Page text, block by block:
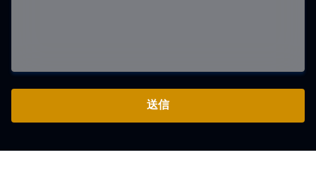
送信